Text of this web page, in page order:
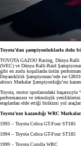
Toyota’dan şampiyonluklarla dolu
TOYOTA GAZOO Racing, Dünya Ralli
(WEC) ve Dünya Ralli-Raid
gibi en zorlu koşullarda üstün
Dayanıklılık Şampiyonası’nde ise
altıncı Markalar Şampiyonluğu’nu
Toyota, motor sporlarındaki başarısıyla
performansını ve teknolojik
etaplardan elde ettiği birikimi yol
Toyota’nın kazandığı WRC
1993 – Toyota Celica GT-Four ST185
1994 – Toyota Celica GT-Four ST185
1999 – Toyota Corolla WRC